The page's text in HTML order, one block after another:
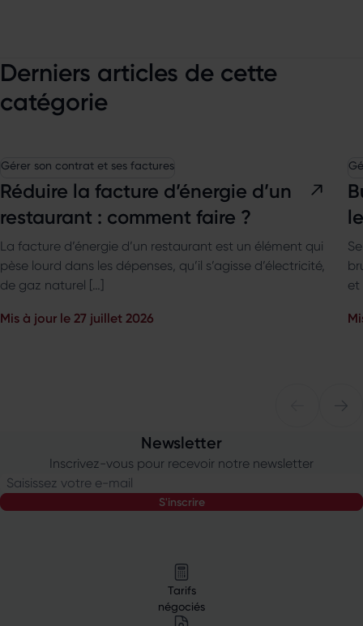
Derniers articles de cette
catégorie
Gérer son contrat et ses factures
Réduire la facture d’énergie d’un
restaurant : comment faire ?
La facture d’énergie d’un restaurant est un élément qui
pèse lourd dans les dépenses, qu’il s’agisse d’électricité,
de gaz naturel […]
Mis à jour le 27 juillet 2026
et
Newsletter
Inscrivez-vous pour recevoir notre newsletter
Saisissez votre e-mail
s'inscrire
Tarifs
négociés